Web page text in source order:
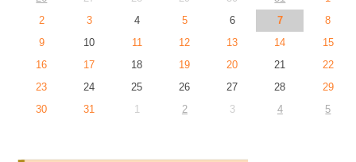
2
3 4 5 6 7
8
9
10 11 12 13 14
15
16
17 18 19 20 21
22
23
24 25 26 27 28
29
30
31 1 2 3 4 5